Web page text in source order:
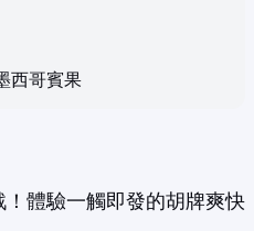
西哥賓果
體驗一觸即發的胡牌爽快